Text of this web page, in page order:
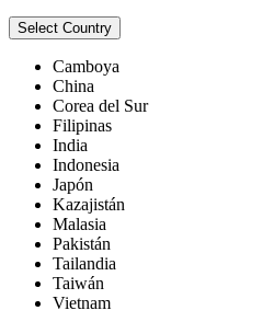
Select Country
Camboya
China
Corea del Sur
Filipinas
India
Indonesia
Japón
Kazajistán
Malasia
Pakistán
Tailandia
Taiwán
Vietnam